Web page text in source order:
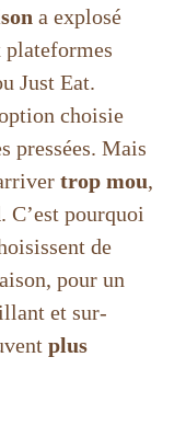
a explosé
plateformes
Just Eat.
choisie
pressées. Mais
trop mou,
. C’est pourquoi
de
pour un
et sur-
plus